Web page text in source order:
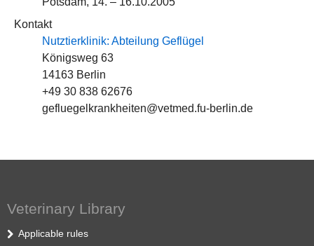
Kontakt
Nutztierklinik: Abteilung Geflügel
Königsweg 63
14163 Berlin
+49 30 838 62676
gefluegelkrankheiten@vetmed.fu-berlin.de
Veterinary Library
Applicable rules